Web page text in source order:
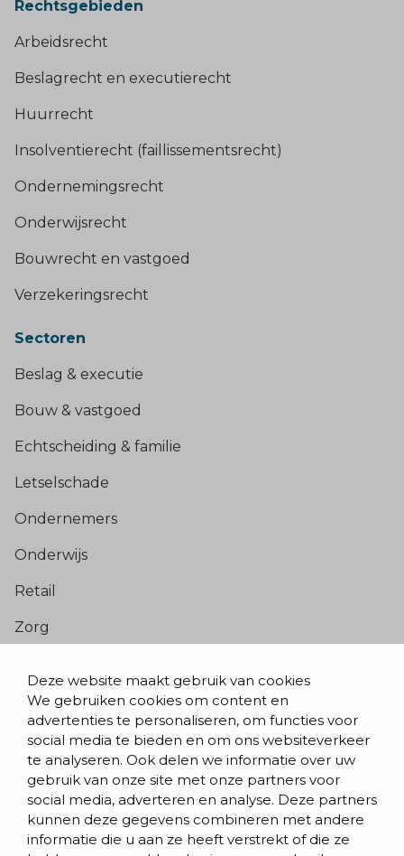
Deze website maakt gebruik van cookies
We gebruiken cookies om content en
advertenties te personaliseren, om functies voor
social media te bieden en om ons websiteverkeer
te analyseren. Ook delen we informatie over uw
gebruik van onze site met onze partners voor
social media, adverteren en analyse. Deze partners
kunnen deze gegevens combineren met andere
informatie die u aan ze heeft verstrekt of die ze
Rechtsgebieden
Arbeidsrecht
Beslagrecht en executierecht
Huurrecht
Insolventierecht (faillissementsrecht)
Ondernemingsrecht
Onderwijsrecht
Bouwrecht en vastgoed
Verzekeringsrecht
Sectoren
Beslag & executie
Bouw & vastgoed
Echtscheiding & familie
Letselschade
Ondernemers
Onderwijs
Retail
Zorg
Blogs & nieuws
Contact
Evenementen
Team
Werken bij BVD